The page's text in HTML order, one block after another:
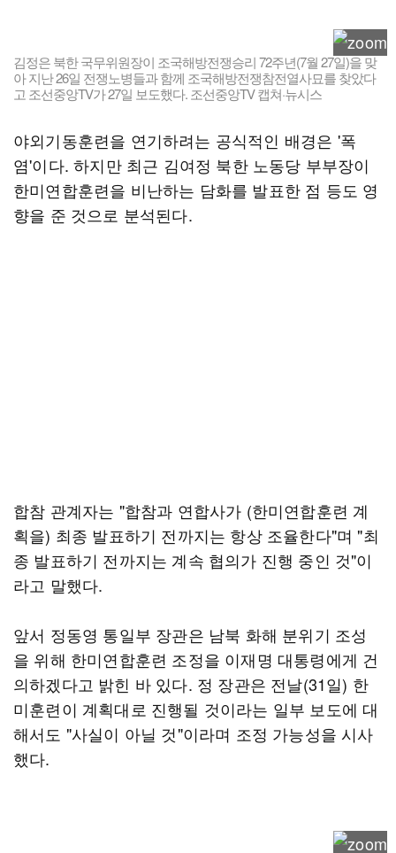
김정은 북한 국무위원장이 조국해방전쟁승리 72주년(7월 27일)을 맞
아 지난 26일 전쟁노병들과 함께 조국해방전쟁참전열사묘를 찾았다
고 조선중앙TV가 27일 보도했다. 조선중앙TV 캡쳐·뉴시스
야외기동훈련을 연기하려는 공식적인 배경은 '폭
염'이다. 하지만 최근 김여정 북한 노동당 부부장이
한미연합훈련을 비난하는 담화를 발표한 점 등도 영
향을 준 것으로 분석된다.
합참 관계자는 "합참과 연합사가 (한미연합훈련 계
획을) 최종 발표하기 전까지는 항상 조율한다"며 "최
종 발표하기 전까지는 계속 협의가 진행 중인 것"이
라고 말했다.
앞서 정동영 통일부 장관은 남북 화해 분위기 조성
을 위해 한미연합훈련 조정을 이재명 대통령에게 건
의하겠다고 밝힌 바 있다. 정 장관은 전날(31일) 한
미훈련이 계획대로 진행될 것이라는 일부 보도에 대
해서도 "사실이 아닐 것"이라며 조정 가능성을 시사
했다.